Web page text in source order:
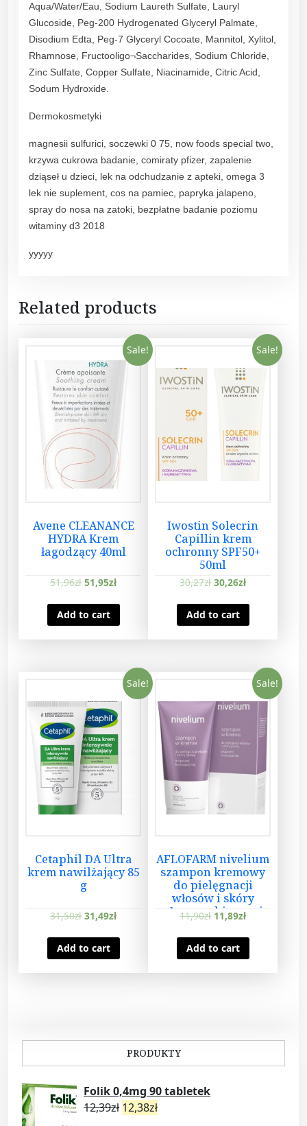
Aqua/Water/Eau, Sodium Laureth Sulfate, Lauryl
Glucoside, Peg-200 Hydrogenated Glyceryl Palmate,
Disodium Edta, Peg-7 Glyceryl Cocoate, Mannitol, Xylitol,
Rhamnose, Fructooligo¬Saccharides, Sodium Chloride,
Zinc Sulfate, Copper Sulfate, Niacinamide, Citric Acid,
Sodum Hydroxide.
Dermokosmetyki
magnesii sulfurici, soczewki 0 75, now foods special two,
krzywa cukrowa badanie, comiraty pfizer, zapalenie
dziąseł u dzieci, lek na odchudzanie z apteki, omega 3
lek nie suplement, cos na pamiec, papryka jalapeno,
spray do nosa na zatoki, bezpłatne badanie poziomu
witaminy d3 2018
yyyyy
Related products
Sale!
Avene CLEANANCE
HYDRA Krem
łagodzący 40ml
51,96zł 51,95zł
Add to cart
Sale!
Iwostin Solecrin
Capillin krem
ochronny SPF50+
50ml
30,27zł 30,26zł
Add to cart
Sale!
Cetaphil DA Ultra
krem nawilżający 85
g
31,50zł 31,49zł
Add to cart
Sale!
AFLOFARM nivelium
szampon kremowy
do pielęgnacji
włosów i skóry
głowy z objawami
atopowego
zapalenia skóry
łuszczycy 150ml
11,90zł 11,89zł
Add to cart
PRODUKTY
Folik 0,4mg 90 tabletek
12,39zł 12,38zł